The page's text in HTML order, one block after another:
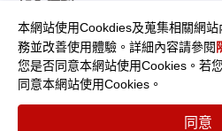
關於我們
產業刀具製造
規格品介紹
本網站使用Cookdies及蒐集相關網
務並改善使用體驗。詳細內容請參閱
您是否同意本網站使用Cookies。若
同意本網站使用Cookies。
同意